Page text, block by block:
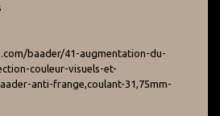
baader/41-augmentation-du-
couleur-visuels-et-
anti-frange,coulant-31,75mm-